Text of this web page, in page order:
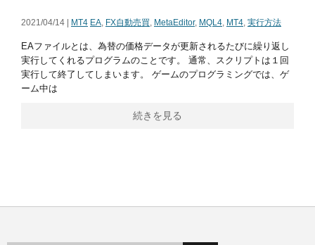
2021/04/14 | MT4 EA, FX自動売買, MetaEditor, MQL4, MT4, 実行方法
EAファイルとは、為替の価格データが更新されるたびに繰り返し
実行してくれるプログラムのことです。 通常、スクリプトは１回
実行して終了してしまいます。 ゲームのプログラミングでは、ゲ
ーム中は
続きを見る